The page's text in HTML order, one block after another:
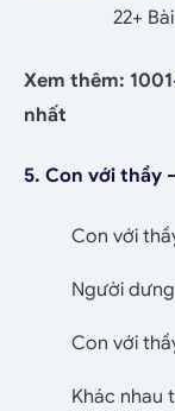
22+
Xem thêm:
nhất
5. Con với thầy
Con với
Người
Con với
Khác nhau